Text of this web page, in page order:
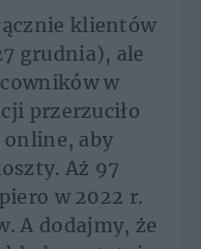
klientów
grudnia), ale
w
przerzuciło
aby
Aż 97
w 2022 r.
A dodajmy, że